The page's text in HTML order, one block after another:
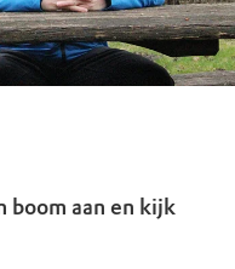
boom aan en kijk